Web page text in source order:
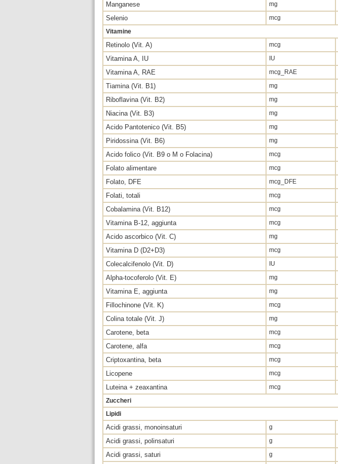
Manganese mg
Selenio mcg
Vitamine
Retinolo (Vit. A) mcg
Vitamina A, IU IU
Vitamina A, RAE mcg_RAE
Tiamina (Vit. B1) mg
Riboflavina (Vit. B2) mg
Niacina (Vit. B3) mg
Acido Pantotenico (Vit. B5) mg
Piridossina (Vit. B6) mg
Acido folico (Vit. B9 o M o Folacina) mcg
Folato alimentare mcg
Folato, DFE mcg_DFE
Folati, totali mcg
Cobalamina (Vit. B12) mcg
Vitamina B-12, aggiunta mcg
Acido ascorbico (Vit. C) mg
Vitamina D (D2+D3) mcg
Colecalcifenolo (Vit. D) IU
Alpha-tocoferolo (Vit. E) mg
Vitamina E, aggiunta mg
Fillochinone (Vit. K) mcg
Colina totale (Vit. J) mg
Carotene, beta mcg
Carotene, alfa mcg
Criptoxantina, beta mcg
Licopene mcg
Luteina + zeaxantina mcg
Zuccheri
Lipidi
Acidi grassi, monoinsaturi g
Acidi grassi, polinsaturi g
Acidi grassi, saturi g